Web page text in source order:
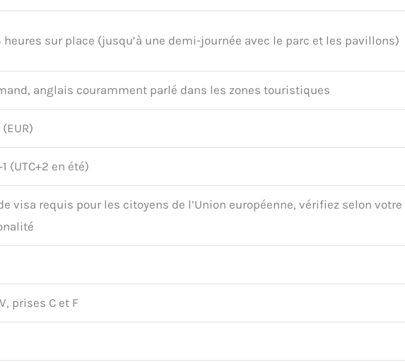
heures sur place (jusqu’à une demi-journée avec le parc et les pavillons)
anglais couramment parlé dans les zones touristiques
(UTC+2 en été)
visa requis pour les citoyens de l’Union européenne, vérifiez selon votre
prises C et F